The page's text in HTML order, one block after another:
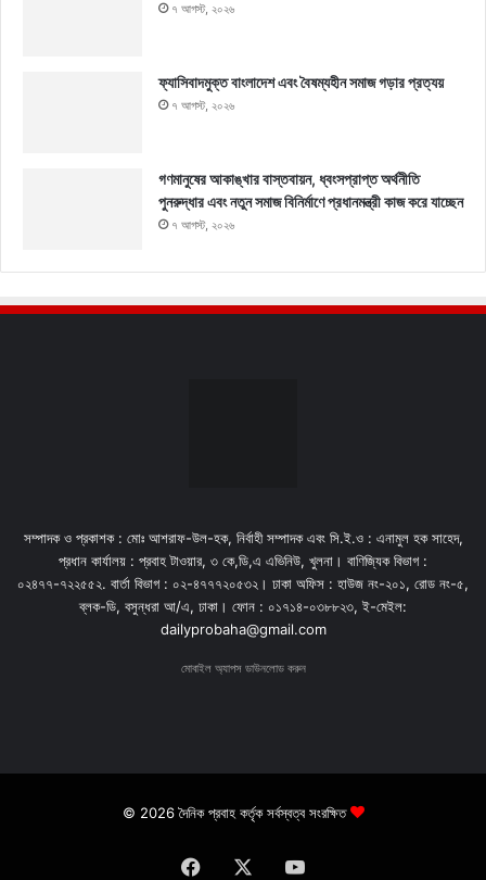
৭ আগস্ট, ২০২৬
ফ্যাসিবাদমুক্ত বাংলাদেশ এবং বৈষম্যহীন সমাজ গড়ার প্রত্যয়
৭ আগস্ট, ২০২৬
গণমানুষের আকাঙ্খার বাস্তবায়ন, ধ্বংসপ্রাপ্ত অর্থনীতি
পুনরুদ্ধার এবং নতুন সমাজ বিনির্মাণে প্রধানমন্ত্রী কাজ করে যাচ্ছেন
৭ আগস্ট, ২০২৬
সম্পাদক ও প্রকাশক : মোঃ আশরাফ-উল-হক, নির্বাহী সম্পাদক এবং সি.ই.ও : এনামুল হক সাহেদ,
প্রধান কার্যালয় : প্রবাহ টাওয়ার, ৩ কে,ডি,এ এভিনিউ, খুলনা। বাণিজ্যিক বিভাগ :
০২৪৭৭-৭২২৫৫২. বার্তা বিভাগ : ০২-৪৭৭৭২০৫৩২। ঢাকা অফিস : হাউজ নং-২০১, রোড নং-৫,
ব্লক-ডি, বসুন্ধরা আ/এ, ঢাকা। ফোন : ০১৭১৪-০৩৮৮২৩, ই-মেইল:
dailyprobaha@gmail.com
মোবাইল অ্যাপস ডাউনলোড করুন
© 2026 দৈনিক প্রবাহ কর্তৃক সর্বস্বত্ব সংরক্ষিত
Facebook